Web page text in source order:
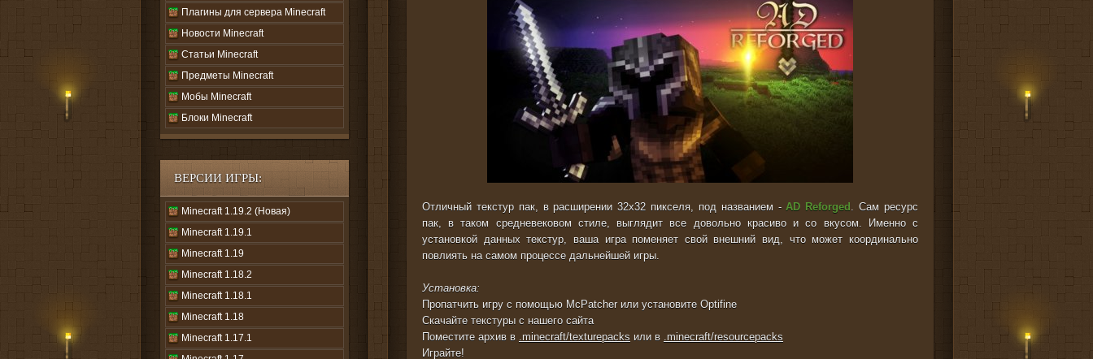
Плагины для сервера Minecraft
Новости Minecraft
Статьи Minecraft
Предметы Minecraft
Мобы Minecraft
Блоки Minecraft
ВЕРСИИ ИГРЫ:
Minecraft 1.19.2 (Новая)
Minecraft 1.19.1
Minecraft 1.19
Minecraft 1.18.2
Minecraft 1.18.1
Minecraft 1.18
Minecraft 1.17.1
Отличный текстур пак, в расширении 32x32 пикселя, под названием -AD Reforged . Сам ресурс
пак, в таком средневековом стиле, выглядит все довольно красиво и со вкусом. Именно с
установкой данных текстур, ваша игра поменяет свой внешний вид, что может координально
повлиять на самом процессе дальнейшей игры.
Установка:
Пропатчить игру с помощью McPatcher или установите Optifine
Скачайте текстуры с нашего сайта
Поместите архив в .minecraft/texturepacks или в .minecraft/resourcepacks
Играйте!